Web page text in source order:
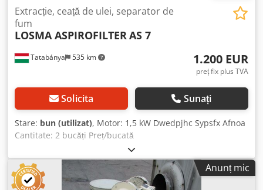
Tatabánya 535 km
Extracție, ceață de ulei, separator de
fum
LOSMA ASPIROFILTERAS 7
1.200 EUR
preț fix plus TVA
Solicita Sunați
Stare: bun (utilizat), Motor: 1,5 kW Dwedpjhc Sypsfx Afnoa
Cantitate: 2 bucăți Preț/bucată
Anunț mic